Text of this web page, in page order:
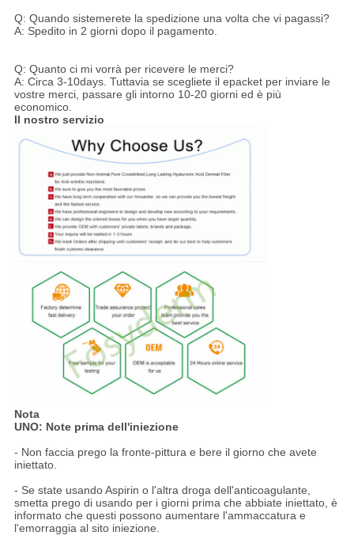
Q: Quando sistemerete la spedizione una volta che vi pagassi?
A: Spedito in 2 giorni dopo il pagamento.
Q: Quanto ci mi vorrà per ricevere le merci?
A: Circa 3-10days. Tuttavia se scegliete il epacket per inviare le
vostre merci, passare gli intorno 10-20 giorni ed è più
economico.
Il nostro servizio
Nota
UNO: Note prima dell'iniezione
- Non faccia prego la fronte-pittura e bere il giorno che avete
iniettato.
- Se state usando Aspirin o l'altra droga dell'anticoagulante,
smetta prego di usando per i giorni prima che abbiate iniettato, è
informato che questi possono aumentare l'ammaccatura e
l'emorraggia al sito iniezione.